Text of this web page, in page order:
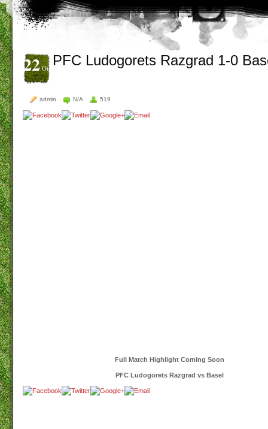
22Ott PFC Ludogorets Razgrad 1-0
admin N/A 519
Full Match Highlight Coming Soon
PFC Ludogorets Razgrad vs Basel